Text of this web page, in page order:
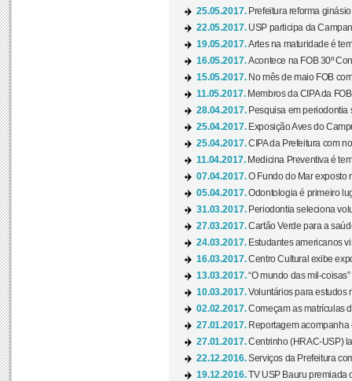
25.05.2017. Prefeitura reforma
22.05.2017. USP participa da
19.05.2017.Artes na maturidade é
16.05.2017.Acontece na FOB 30º
15.05.2017. No mês de maio FOB
11.05.2017. Membros da CIPA da
28.04.2017. Pesquisa em periodontia
25.04.2017. Exposição Aves do
25.04.2017.CIPA da Prefeitura com
11.04.2017. Medicina Preventiva é
07.04.2017.O Fundo do Mar exposto
05.04.2017.Odontologia é primeiro
31.03.2017. Periodontia seleciona
27.03.2017.Cartão Verde para a
24.03.2017. Estudantes americanos
16.03.2017.Centro Cultural exibe
13.03.2017.“O mundo das mil-
10.03.2017.Voluntários para estudos
02.02.2017.Começam as matrículas
27.01.2017. Reportagem
27.01.2017.Centrinho (HRAC-USP)
22.12.2016.Serviços da Prefeitura
19.12.2016.TV USP Bauru premiada